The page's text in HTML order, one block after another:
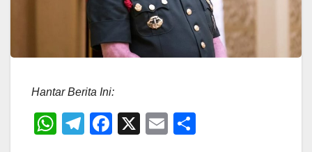
Hantar Berita Ini:
W
T
F
X
E